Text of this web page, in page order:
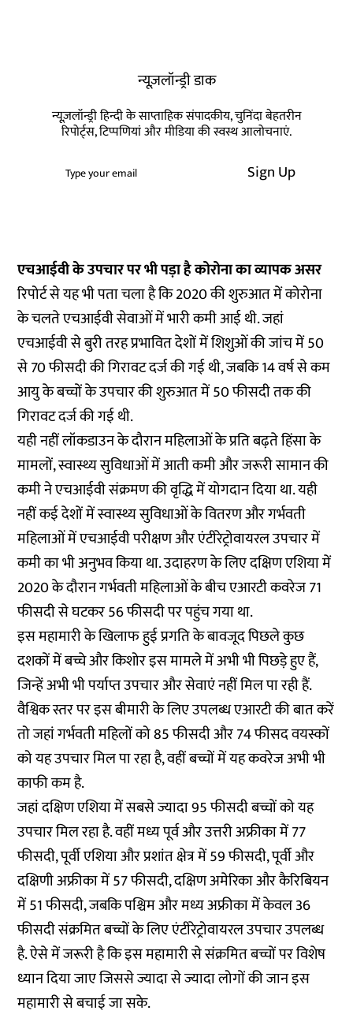
न्यूज़लॉन्ड्री डाक
न्यूज़लॉन्ड्री हिन्दी के साप्ताहिक संपादकीय, चुनिंदा बेहतरीन
रिपोर्ट्स, टिप्पणियां और मीडिया की स्वस्थ आलोचनाएं.
Sign Up
एचआईवी के उपचार पर भी पड़ा है कोरोना का व्यापक असर
रिपोर्ट से यह भी पता चला है कि 2020 की शुरुआत में कोरोना
के चलते एचआईवी सेवाओं में भारी कमी आई थी. जहां
एचआईवी से बुरी तरह प्रभावित देशों में शिशुओं की जांच में 50
से 70 फीसदी की गिरावट दर्ज की गई थी, जबकि 14 वर्ष से कम
आयु के बच्चों के उपचार की शुरुआत में 50 फीसदी तक की
गिरावट दर्ज की गई थी.
यही नहीं लॉकडाउन के दौरान महिलाओं के प्रति बढ़ते हिंसा के
मामलों, स्वास्थ्य सुविधाओं में आती कमी और जरूरी सामान की
कमी ने एचआईवी संक्रमण की वृद्धि में योगदान दिया था. यही
नहीं कई देशों में स्वास्थ्य सुविधाओं के वितरण और गर्भवती
महिलाओं में एचआईवी परीक्षण और एंटीरेट्रोवायरल उपचार में
कमी का भी अनुभव किया था. उदाहरण के लिए दक्षिण एशिया में
2020 के दौरान गर्भवती महिलाओं के बीच एआरटी कवरेज 71
फीसदी से घटकर 56 फीसदी पर पहुंच गया था.
इस महामारी के खिलाफ हुई प्रगति के बावजूद पिछले कुछ
दशकों में बच्चे और किशोर इस मामले में अभी भी पिछड़े हुए हैं,
जिन्हें अभी भी पर्याप्त उपचार और सेवाएं नहीं मिल पा रही हैं.
वैश्विक स्तर पर इस बीमारी के लिए उपलब्ध एआरटी की बात करें
तो जहां गर्भवती महिलों को 85 फीसदी और 74 फीसद वयस्कों
को यह उपचार मिल पा रहा है, वहीं बच्चों में यह कवरेज अभी भी
काफी कम है.
जहां दक्षिण एशिया में सबसे ज्यादा 95 फीसदी बच्चों को यह
उपचार मिल रहा है. वहीं मध्य पूर्व और उत्तरी अफ्रीका में 77
फीसदी, पूर्वी एशिया और प्रशांत क्षेत्र में 59 फीसदी, पूर्वी और
दक्षिणी अफ्रीका में 57 फीसदी, दक्षिण अमेरिका और कैरिबियन
में 51 फीसदी, जबकि पश्चिम और मध्य अफ्रीका में केवल 36
फीसदी संक्रमित बच्चों के लिए एंटीरेट्रोवायरल उपचार उपलब्ध
है. ऐसे में जरूरी है कि इस महामारी से संक्रमित बच्चों पर विशेष
ध्यान दिया जाए जिससे ज्यादा से ज्यादा लोगों की जान इस
महामारी से बचाई जा सके.